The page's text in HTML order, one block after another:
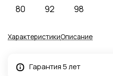
80 92 98
ХарактеристикиОписание
Гарантия 5 лет